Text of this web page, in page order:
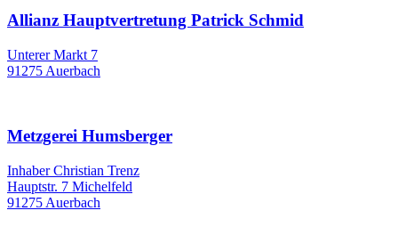
Allianz Hauptvertretung Patrick Schmid
Unterer Markt 7
91275 Auerbach
Metzgerei Humsberger
Inhaber Christian Trenz
Hauptstr. 7 Michelfeld
91275 Auerbach